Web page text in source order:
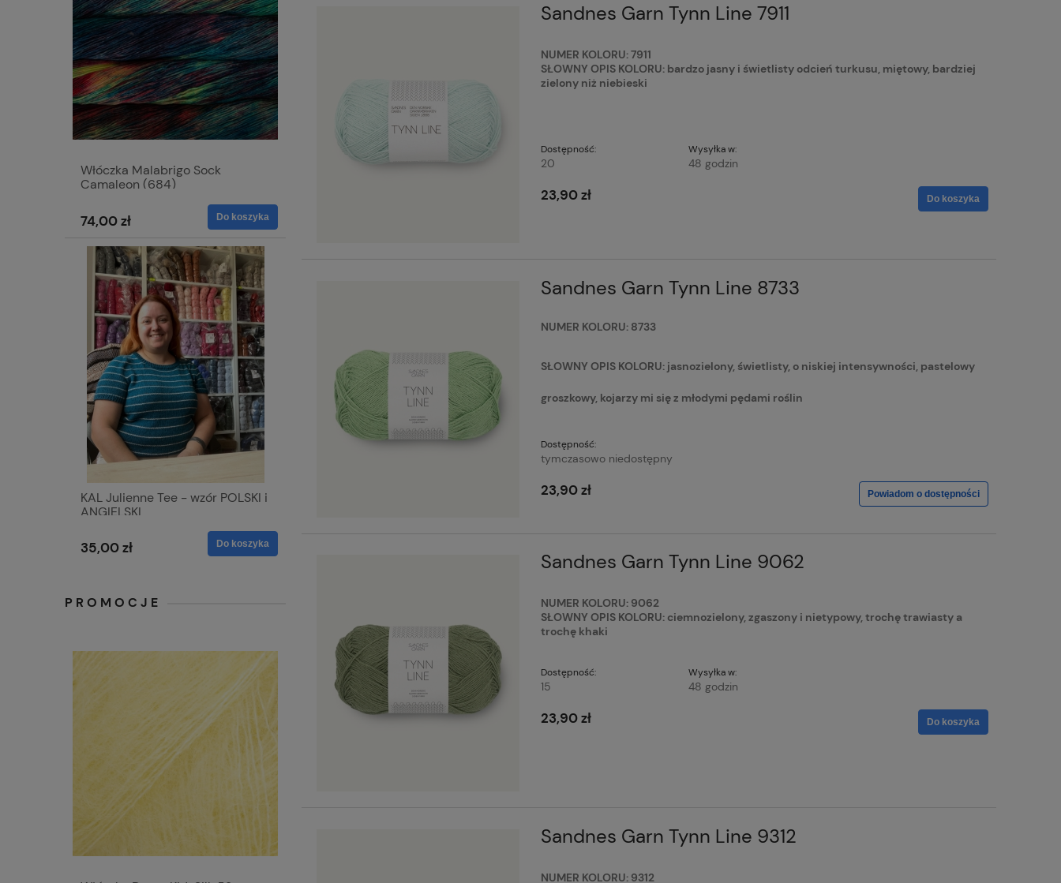
Włóczka Malabrigo Sock
Camaleon (684)
74,00 zł Do koszyka
KAL Julienne Tee - wzór POLSKI i
ANGIELSKI
35,00 zł Do koszyka
PROMOCJE
Sandnes Garn Tynn Line 7911
NUMER KOLORU: 7911
SŁOWNY OPIS KOLORU: bardzo jasny i świetlisty odcień turkusu, miętowy, bardziej
zielony niż niebieski
Dostępność:
20
Wysyłka w:
48 godzin
23,90 zł Do koszyka
Sandnes Garn Tynn Line 8733
NUMER KOLORU: 8733
SŁOWNY OPIS KOLORU: jasnozielony, świetlisty, o niskiej intensywności, pastelowy
groszkowy, kojarzy mi się z młodymi pędami roślin
Dostępność:
tymczasowo niedostępny
23,90 zł Powiadom o dostępności
Sandnes Garn Tynn Line 9062
NUMER KOLORU: 9062
SŁOWNY OPIS KOLORU: ciemnozielony, zgaszony i nietypowy, trochę trawiasty a
trochę khaki
Dostępność:
15
Wysyłka w:
48 godzin
23,90 zł Do koszyka
Sandnes Garn Tynn Line 9312
NUMER KOLORU: 9312